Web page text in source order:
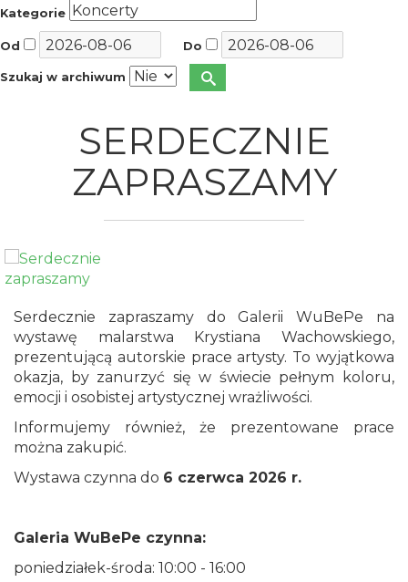
Kategorie
Od Do
Szukaj w archiwum
SERDECZNIE
ZAPRASZAMY
Serdecznie zapraszamy do Galerii WuBePe na
wystawę malarstwa Krystiana Wachowskiego,
prezentującą autorskie prace artysty. To wyjątkowa
okazja, by zanurzyć się w świecie pełnym koloru,
emocji i osobistej artystycznej wrażliwości.
Informujemy również, że prezentowane prace
można zakupić.
Wystawa czynna do 6 czerwca 2026 r.
Galeria WuBePe czynna:
poniedziałek-środa: 10:00 - 16:00